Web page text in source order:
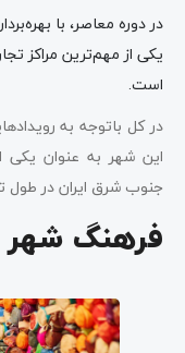
در دوره معاصر، با
یکی از مهم‌ترین مراکز
است.
در کل باتوجه به
این شهر به عنوان یکی
جنوب شرق ایران در طول
فرهنگ شهر